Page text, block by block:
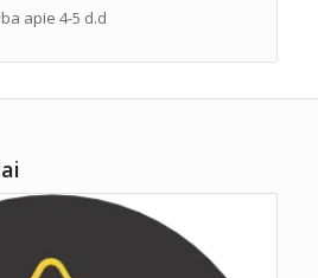
apie 4-5 d.d